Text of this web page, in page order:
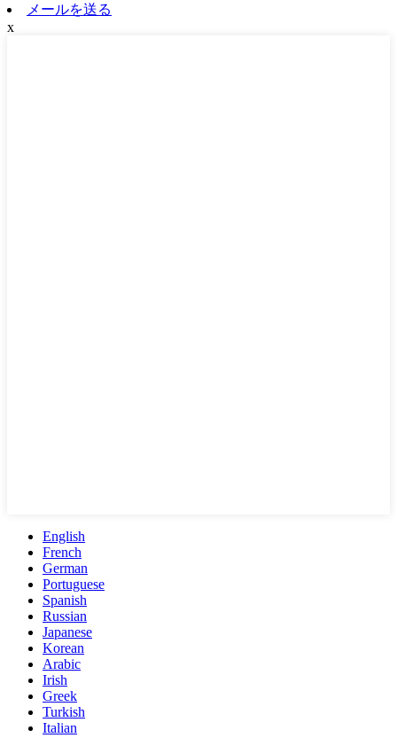
メールを送る
x
English
French
German
Portuguese
Spanish
Russian
Japanese
Korean
Arabic
Irish
Greek
Turkish
Italian